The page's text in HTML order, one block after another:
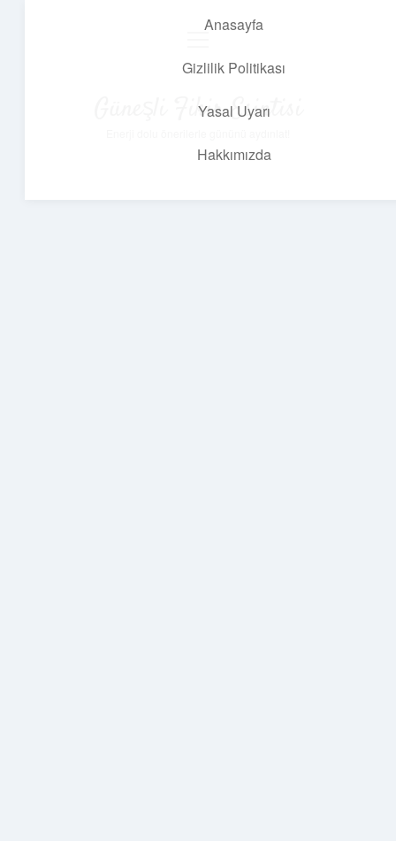
Anasayfa
Gizlilik Politikası
Yasal Uyarı
Hakkımızda
Güneşli Fikir Esintisi